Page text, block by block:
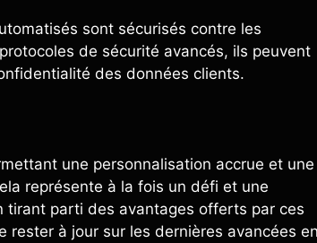
sont sécurisés contre les
de sécurité avancés, ils peuvent
des données clients.
une personnalisation accrue et une
représente à la fois un défi et une
parti des avantages offerts par ces
rester à jour sur les dernières avancées